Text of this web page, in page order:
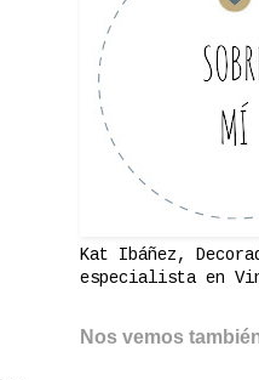
Kat Ibáñez,
especialista en
Nos vemos